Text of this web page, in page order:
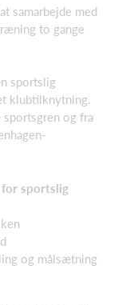
samarbejde med
to gange
sportslig
klubtilknytning.
og fra
for sportslig
og målsætning